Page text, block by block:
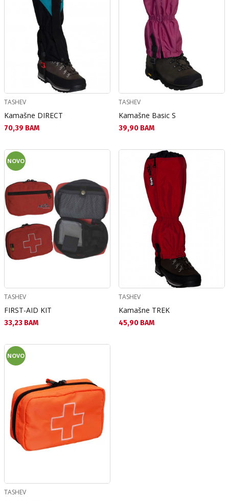
TASHEV
Kamašne DIRECT
Текуща цена:
70,39 BAM
TASHEV
Kamašne Basic S
Текуща цена:
39,90 BAM
NOVO
TASHEV
FIRST-AID KIT
Текуща цена:
33,23 BAM
TASHEV
Kamašne TREK
Текуща цена:
45,90 BAM
NOVO
TASHEV